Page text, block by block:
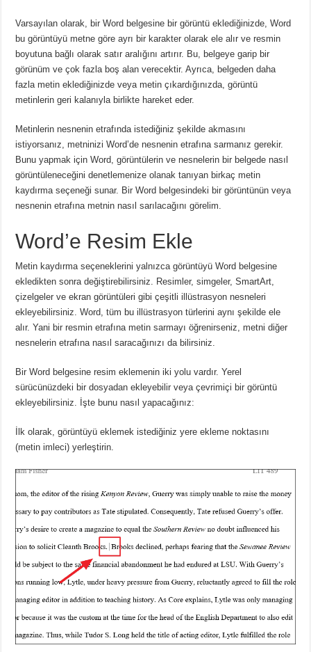
Varsayılan olarak, bir Word belgesine bir görüntü eklediğinizde, Word
bu görüntüyü metne göre ayrı bir karakter olarak ele alır ve resmin
boyutuna bağlı olarak satır aralığını artırır. Bu, belgeye garip bir
görünüm ve çok fazla boş alan verecektir.Ayrıca, belgeden daha
fazla metin eklediğinizde veya metin çıkardığınızda, görüntü
metinlerin geri kalanıyla birlikte hareket eder.
Metinlerin nesnenin etrafında istediğiniz şekilde akmasını
istiyorsanız, metninizi Word’de nesnenin etrafına sarmanız gerekir.
Bunu yapmak için Word, görüntülerin ve nesnelerin bir belgede nasıl
görüntüleneceğini denetlemenize olanak tanıyan birkaç metin
kaydırma seçeneği sunar. Bir Word belgesindeki bir görüntünün veya
nesnenin etrafına metnin nasıl sarılacağını görelim.
Word’e Resim Ekle
Metin kaydırma seçeneklerini yalnızca görüntüyü Word belgesine
ekledikten sonra değiştirebilirsiniz. Resimler, simgeler, SmartArt,
çizelgeler ve ekran görüntüleri gibi çeşitli illüstrasyon nesneleri
ekleyebilirsiniz.Word, tüm bu illüstrasyon türlerini aynı şekilde ele
alır.Yani bir resmin etrafına metin sarmayı öğrenirseniz, metni diğer
nesnelerin etrafına nasıl saracağınızı da bilirsiniz.
Bir Word belgesine resim eklemenin iki yolu vardır.Yerel
sürücünüzdeki bir dosyadan ekleyebilir veya çevrimiçi bir görüntü
ekleyebilirsiniz. İşte bunu nasıl yapacağınız:
İlk olarak, görüntüyü eklemek istediğiniz yere ekleme noktasını
(metin imleci) yerleştirin.